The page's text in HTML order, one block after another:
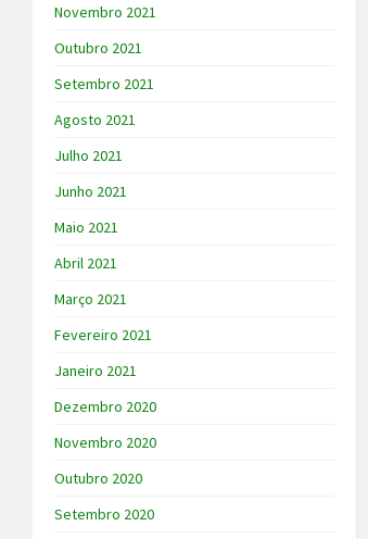
Novembro 2021
Outubro 2021
Setembro 2021
Agosto 2021
Julho 2021
Junho 2021
Maio 2021
Abril 2021
Março 2021
Fevereiro 2021
Janeiro 2021
Dezembro 2020
Novembro 2020
Outubro 2020
Setembro 2020